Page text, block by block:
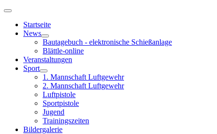
Startseite
News
Bautagebuch - elektronische Schießanlage
Blättle-online
Veranstaltungen
Sport
1. Mannschaft Luftgewehr
2. Mannschaft Luftgewehr
Luftpistole
Sportpistole
Jugend
Trainingszeiten
Bildergalerie